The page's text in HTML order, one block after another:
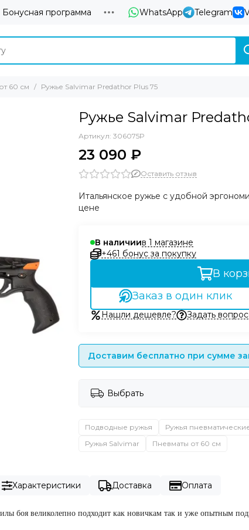
Бонусная программа WhatsApp Telegram
60 см Ружье Salvimar Predathor Plus 75
Ружье Salvimar
Артикул: 306075P
23 090 ₽
Оставить отзыв
Итальянское ружье с удобной
цене
В наличиив 1 магазине
+461 бонус за покупку
В
Заказ в один клик
Нашли дешевле? Задать вопрос
Доставим бесплатно при сумме
Выбрать
Подводные ружья Ружья
Ружья Salvimar
Пневматы от 60 см
Характеристики Доставка Оплата
боя великолепно подходит как новичкам так и уже опытным